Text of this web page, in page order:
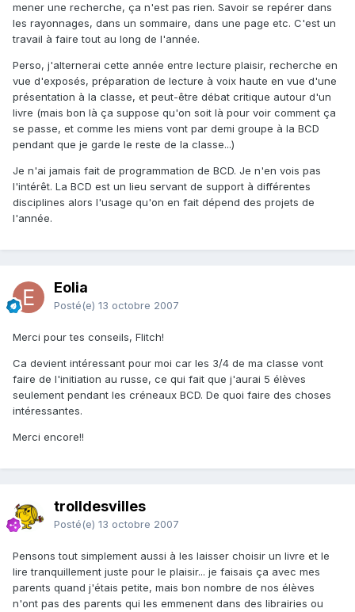
mener une recherche, ça n'est pas rien. Savoir se repérer dans
les rayonnages, dans un sommaire, dans une page etc. C'est un
travail à faire tout au long de l'année.
Perso, j'alternerai cette année entre lecture plaisir, recherche en
vue d'exposés, préparation de lecture à voix haute en vue d'une
présentation à la classe, et peut-être débat critique autour d'un
livre (mais bon là ça suppose qu'on soit là pour voir comment ça
se passe, et comme les miens vont par demi groupe à la BCD
pendant que je garde le reste de la classe...)
Je n'ai jamais fait de programmation de BCD. Je n'en vois pas
l'intérêt. La BCD est un lieu servant de support à différentes
disciplines alors l'usage qu'on en fait dépend des projets de
l'année.
Eolia
Posté(e) 13 octobre 2007
Merci pour tes conseils, Flitch!
Ca devient intéressant pour moi car les 3/4 de ma classe vont
faire de l'initiation au russe, ce qui fait que j'aurai 5 élèves
seulement pendant les créneaux BCD. De quoi faire des choses
intéressantes.
Merci encore!!
trolldesvilles
Posté(e) 13 octobre 2007
Pensons tout simplement aussi à les laisser choisir un livre et le
lire tranquillement juste pour le plaisir... je faisais ça avec mes
parents quand j'étais petite, mais bon nombre de nos élèves
n'ont pas des parents qui les emmenent dans des librairies ou